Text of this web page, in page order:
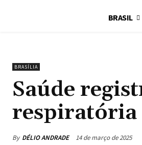
BRASIL
BRASÍLIA
Saúde
respiratória
By DÉLIO ANDRADE 14 de março de 2025